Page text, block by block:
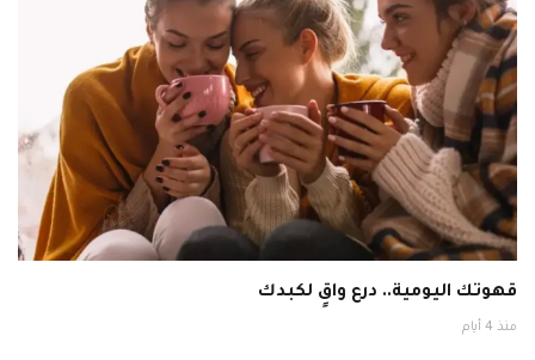
قهوتك اليومية.. درع واقٍ لكبدك
منذ 4 أيام